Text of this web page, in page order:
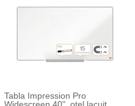
Tabla Impression Pro